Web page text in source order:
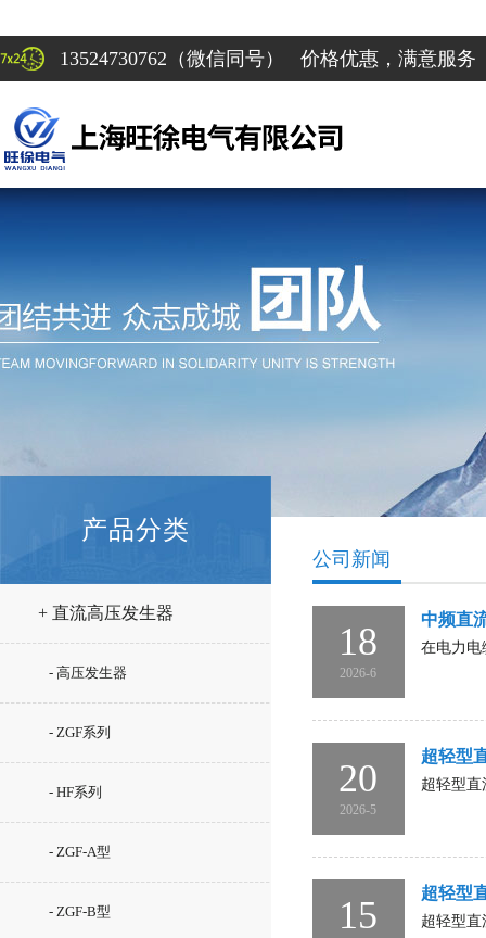
13524730762（微信同号） 价格优惠，满意服务
产品分类
+ 直流高压发生器
- 高压发生器
- ZGF系列
- HF系列
- ZGF-A型
- ZGF-B型
公司新闻
18
2026-6
中频直
在电力电
20
2026-5
超轻型
超轻型
15
超轻型
超轻型